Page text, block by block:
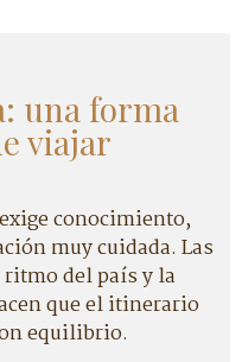
una forma
viajar
conocimiento,
muy cuidada. Las
del país y la
que el itinerario
equilibrio.